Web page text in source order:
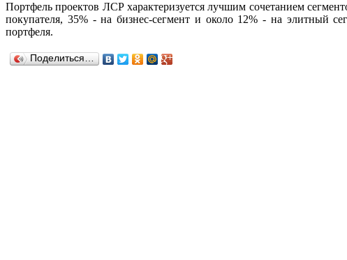
Портфель проектов ЛСР характеризуется лучшим сочетанием
покупателя, 35% - на бизнес-сегмент и около 12% - на элитный
портфеля.
Поделиться…